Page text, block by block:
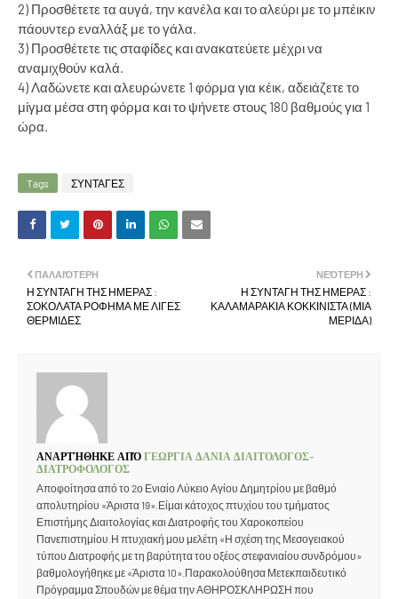
2) Προσθέτετε τα αυγά, την κανέλα και το αλεύρι με το μπέικιν
πάουντερ εναλλάξ με το γάλα.
3) Προσθέτετε τις σταφίδες και ανακατεύετε μέχρι να
αναμιχθούν καλά.
4) Λαδώνετε και αλευρώνετε 1 φόρμα για κέικ, αδειάζετε το
μίγμα μέσα στη φόρμα και το ψήνετε στους 180 βαθμούς για 1
ώρα.
Tags ΣΥΝΤΑΓΕΣ
ΝΕΌΤΕΡΗ
Η ΣΥΝΤΑΓΗ ΤΗΣ ΗΜΕΡΑΣ :
ΚΑΛΑΜΑΡΑΚΙΑ ΚΟΚΚΙΝΙΣΤΑ (ΜΙΑ
ΜΕΡΙΔΑ)
ΠΑΛΑΙΌΤΕΡΗ
Η ΣΥΝΤΑΓΗ ΤΗΣ ΗΜΕΡΑΣ :
ΣΟΚΟΛΑΤΑ ΡΟΦΗΜΑ ΜΕ ΛΙΓΕΣ
ΘΕΡΜΙΔΕΣ
ΑΝΑΡΤΉΘΗΚΕ ΑΠΌΓΕΩΡΓΙΑ ΔΑΝΙΑ ΔΙΑΙΤΟΛΟΓΟΣ-
ΔΙΑΤΡΟΦΟΛΟΓΟΣ
Αποφοίτησα από το 2ο Ενιαίο Λύκειο Αγίου Δημητρίου με βαθμό
απολυτηρίου «Άριστα 19».Είμαι κάτοχος πτυχίου του τμήματος
Επιστήμης Διαιτολογίας και Διατροφής του Χαροκοπείου
Πανεπιστημίου.Η πτυχιακή μου μελέτη «Η σχέση της Μεσογειακού
τύπου Διατροφής με τη βαρύτητα του οξέος στεφανιαίου συνδρόμου»
βαθμολογήθηκε με «Άριστα 10».Παρακολούθησα Μετεκπαιδευτικό
Πρόγραμμα Σπουδών με θέμα την ΑΘΗΡΟΣΚΛΗΡΩΣΗ που